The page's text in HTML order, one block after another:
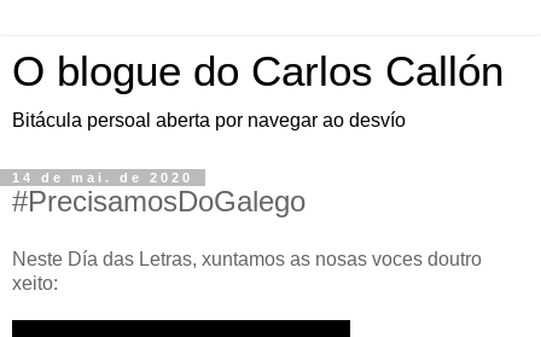
O blogue do Carlos Callón
Bitácula persoal aberta por navegar ao desvío
14 de mai. de 2020
#PrecisamosDoGalego
Neste Día das Letras, xuntamos as nosas voces doutro
xeito: